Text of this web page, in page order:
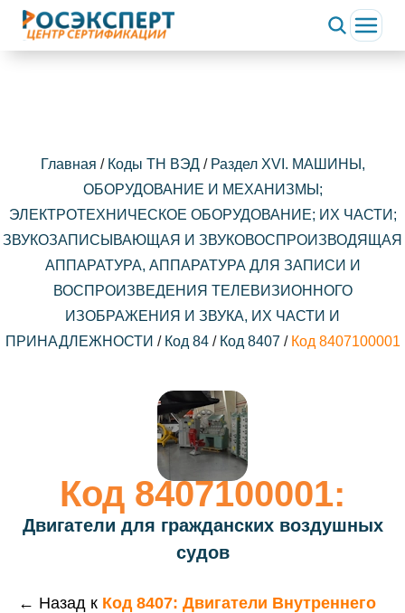
Главная / Коды ТН ВЭД/ Раздел XVI. МАШИНЫ,
ОБОРУДОВАНИЕ И МЕХАНИЗМЫ;
ЭЛЕКТРОТЕХНИЧЕСКОЕ ОБОРУДОВАНИЕ; ИХ ЧАСТИ;
ЗВУКОЗАПИСЫВАЮЩАЯ И ЗВУКОВОСПРОИЗВОДЯЩАЯ
АППАРАТУРА, АППАРАТУРА ДЛЯ ЗАПИСИ И
ВОСПРОИЗВЕДЕНИЯ ТЕЛЕВИЗИОННОГО
ИЗОБРАЖЕНИЯ И ЗВУКА, ИХ ЧАСТИ И
ПРИНАДЛЕЖНОСТИ / Код 84 / Код 8407 / Код 8407100001
Код 8407100001:
Двигатели для гражданских воздушных
судов
← Назад к Код 8407: Двигатели Внутреннего